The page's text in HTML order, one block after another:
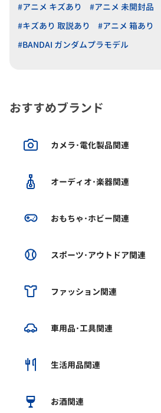
#アニメ キズあり
#アニメ 未開封品
#キズあり 取説あり
#アニメ 箱あり
#BANDAI ガンダムプラモデル
おすすめブランド
カメラ･電化製品関連
オーディオ･楽器関連
おもちゃ･ホビー関連
スポーツ･アウトドア関連
ファッション関連
車用品･工具関連
生活用品関連
お酒関連